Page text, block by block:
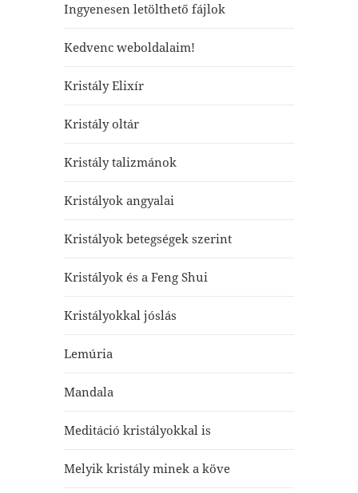
Ingyenesen letölthető fájlok
Kedvenc weboldalaim!
Kristály Elixír
Kristály oltár
Kristály talizmánok
Kristályok angyalai
Kristályok betegségek szerint
Kristályok és a Feng Shui
Kristályokkal jóslás
Lemúria
Mandala
Meditáció kristályokkal is
Melyik kristály minek a köve